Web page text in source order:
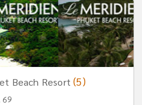
Beach Resort(5)
69